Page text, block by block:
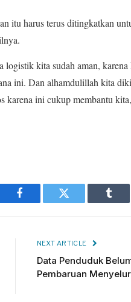
itu harus terus ditingkatkan
logistik kita sudah aman,
ini. Dan alhamdulillah kita
karena ini cukup membantu
Facebook Twitter
NEXT ARTICLE
Data Penduduk
Pembaruan